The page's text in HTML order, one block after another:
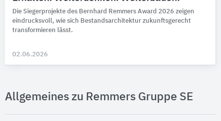
Die Siegerprojekte des Bernhard Remmers Award 2026 zeigen
eindrucksvoll, wie sich Bestandsarchitektur zukunftsgerecht
transformieren lässt.
02.06.2026
Allgemeines zu Remmers Gruppe SE